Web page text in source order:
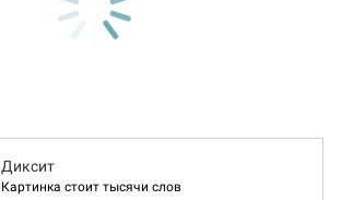
Диксит
Картинка стоит тысячи слов